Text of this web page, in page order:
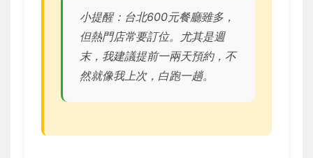
小提醒：台北600元餐廳雖多，
但熱門店常要訂位。尤其是週
末，我建議提前一兩天預約，不
然就像我上次，白跑一趟。